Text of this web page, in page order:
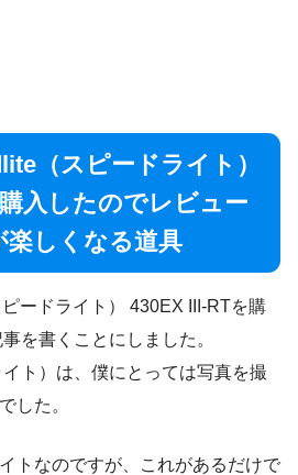
（スピードライト）
入したのでレビュー
楽しくなる道具
ードライト） 430EX III-RTを購
を書くことにしました。
ト）は、僕にとっては写真を撮
した。
トなのですが、これがあるだけで